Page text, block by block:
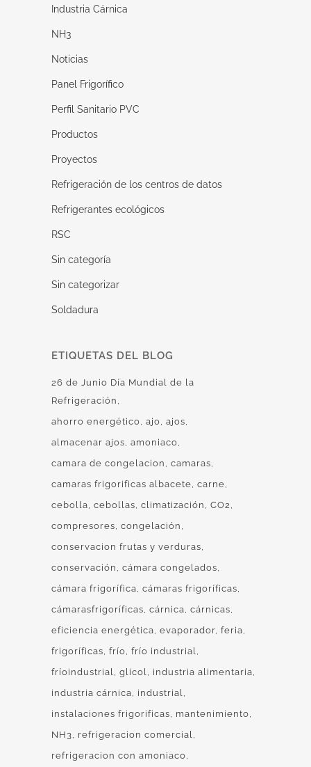
Industria Cárnica
NH3
Noticias
Panel Frigorífico
Perfil Sanitario PVC
Productos
Proyectos
Refrigeración de los centros de datos
Refrigerantes ecológicos
RSC
Sin categoría
Sin categorizar
Soldadura
ETIQUETAS DEL BLOG
26 de Junio Día Mundial de la
Refrigeración
ahorro energético ajo ajos
almacenar ajos amoniaco
camara de congelacion
camaras
camaras frigorificas albacete carne
cebolla cebollas climatización
CO2
compresores congelación
conservacion frutas y verduras
conservación
cámara congelados
cámara frigorífica cámaras frigoríficas
cámarasfrigoríficas cárnica cárnicas
eficiencia energética evaporador feria
frigoríficas frío frío industrial
fríoindustrial
glicol
industria alimentaria
industria cárnica
industrial
instalaciones frigorificas
mantenimiento
NH3
refrigeracion comercial
refrigeracion con amoniaco